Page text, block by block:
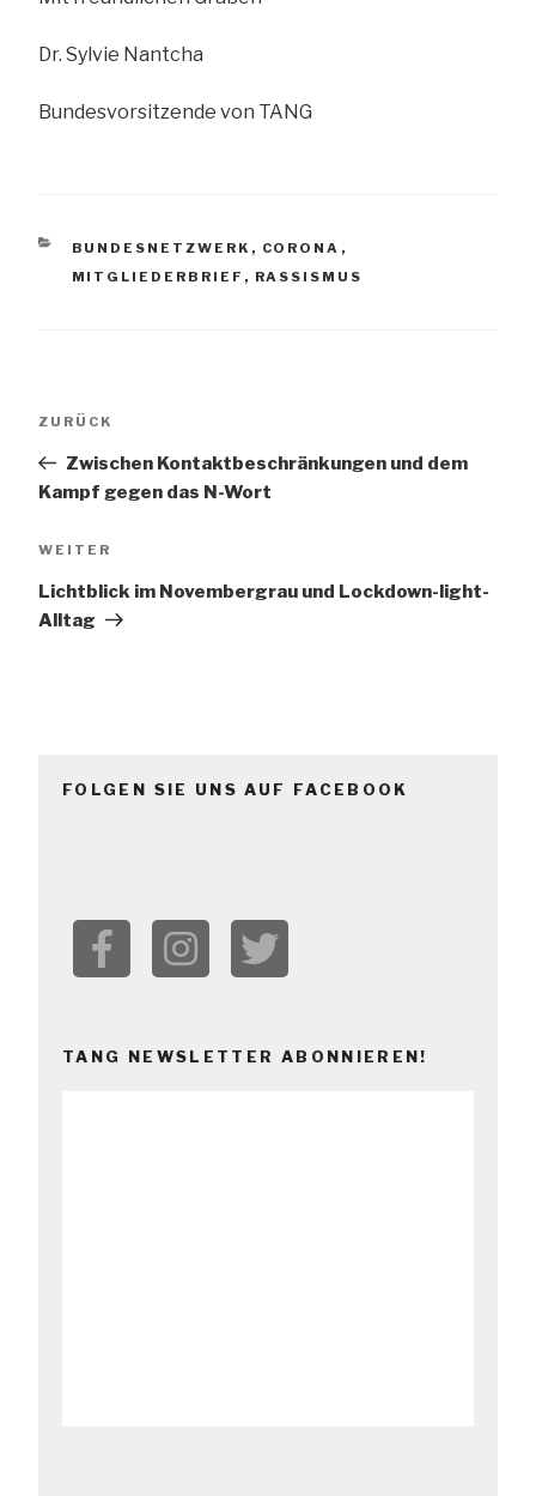
Dr. Sylvie Nantcha
Bundesvorsitzende von TANG
KATEGORIEN
BUNDESNETZWERK , CORONA ,
MITGLIEDERBRIEF , RASSISMUS
Vorheriger
ZURÜCK
Zwischen Kontaktbeschränkungen und dem
Kampf gegen das N-Wort
Nächster
WEITER
Lichtblick im Novembergrau und Lockdown-light-
Alltag
FOLGEN SIE UNS AUF FACEBOOK
TANG NEWSLETTER ABONNIEREN!